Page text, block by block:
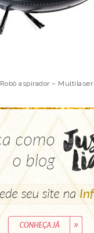
Robô aspirador – Multilaser